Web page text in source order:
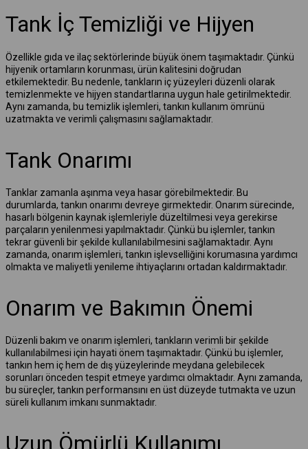
Tank İç Temizliği ve Hijyen
Özellikle gıda ve ilaç sektörlerinde büyük önem taşımaktadır. Çünkü
hijyenik ortamların korunması, ürün kalitesini doğrudan
etkilemektedir. Bu nedenle, tankların iç yüzeyleri düzenli olarak
temizlenmekte ve hijyen standartlarına uygun hale getirilmektedir.
Aynı zamanda, bu temizlik işlemleri, tankın kullanım ömrünü
uzatmakta ve verimli çalışmasını sağlamaktadır.
Tank Onarımı
Tanklar zamanla aşınma veya hasar görebilmektedir. Bu
durumlarda, tankın onarımı devreye girmektedir. Onarım sürecinde,
hasarlı bölgenin kaynak işlemleriyle düzeltilmesi veya gerekirse
parçaların yenilenmesi yapılmaktadır. Çünkü bu işlemler, tankın
tekrar güvenli bir şekilde kullanılabilmesini sağlamaktadır. Aynı
zamanda, onarım işlemleri, tankın işlevselliğini korumasına yardımcı
olmakta ve maliyetli yenileme ihtiyaçlarını ortadan kaldırmaktadır.
Onarım ve Bakımın Önemi
Düzenli bakım ve onarım işlemleri, tankların verimli bir şekilde
kullanılabilmesi için hayati önem taşımaktadır. Çünkü bu işlemler,
tankın hem iç hem de dış yüzeylerinde meydana gelebilecek
sorunları önceden tespit etmeye yardımcı olmaktadır. Aynı zamanda,
bu süreçler, tankın performansını en üst düzeyde tutmakta ve uzun
süreli kullanım imkanı sunmaktadır.
Uzun Ömürlü Kullanımı